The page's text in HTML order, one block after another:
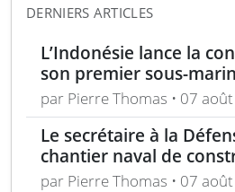
DERNIERS ARTICLES
L’Indonésie lance la
son premier sous-
par Pierre Thomas • 07
Le secrétaire à la
chantier naval de
frégates Type 31 à
par Pierre Thomas • 07